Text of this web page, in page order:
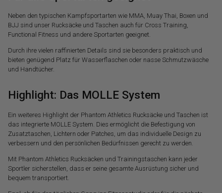
Neben den typischen Kampfsportarten wie MMA, Muay Thai, Boxen und
BJJ sind unser Rucksäcke und Taschen auch für Cross Training,
Functional Fitness und andere Sportarten geeignet.
Durch ihre vielen raffinierten Details sind sie besonders praktisch und
bieten genügend Platz für Wasserflaschen oder nasse Schmutzwäsche
und Handtücher.
Highlight: Das MOLLE System
Ein weiteres Highlight der Phantom Athletics Rucksäcke und Taschen ist
das integrierte MOLLE System. Dies ermöglicht die Befestigung von
Zusatztaschen, Lichtern oder Patches, um das individuelle Design zu
verbessern und den persönlichen Bedürfnissen gerecht zu werden.
Mit Phantom Athletics Rucksäcken und Trainingstaschen kann jeder
Sportler sicherstellen, dass er seine gesamte Ausrüstung sicher und
bequem transportiert.